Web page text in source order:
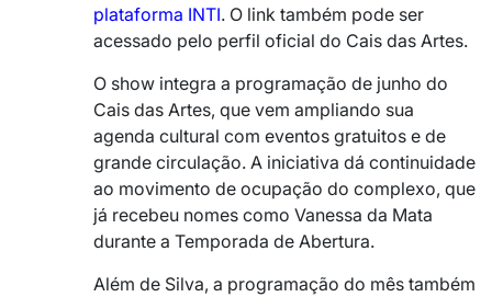
plataforma INTI. O link também pode ser
acessado pelo perfil oficial do Cais das Artes.
O show integra a programação de junho do
Cais das Artes, que vem ampliando sua
agenda cultural com eventos gratuitos e de
grande circulação. A iniciativa dá continuidade
ao movimento de ocupação do complexo, que
já recebeu nomes como Vanessa da Mata
durante a Temporada de Abertura.
Além de Silva, a programação do mês também